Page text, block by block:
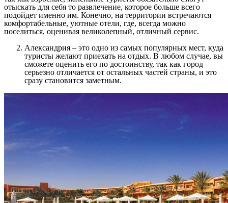
отыскать для себя то развлечение, которое больше всего
подойдет именно им. Конечно, на территории встречаются
комфортабельные, уютные отели, где, всегда можно
поселиться, оценивая великолепный, отличный сервис.
Александрия – это одно из самых популярных мест, куда
туристы желают приехать на отдых. В любом случае, вы
сможете оценить его по достоинству, так как город
серьезно отличается от остальных частей страны, и это
сразу становится заметным.